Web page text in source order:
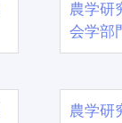
農学
会学部
農学